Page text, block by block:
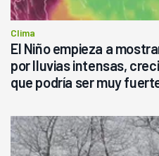
Clima
El Niño empieza a
por lluvias intensas,
que podría ser muy